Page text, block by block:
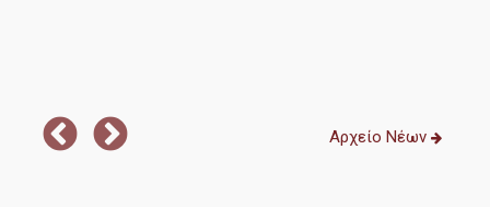
Αρχείο Νέων